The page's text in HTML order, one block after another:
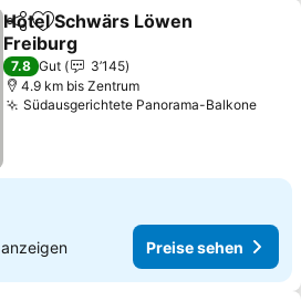
TeilenZu Favoriten hinzufügen
Hotel Schwärs Löwen
Freiburg
Preise sehen
7.8 Gut
3’145
4.9 km bis Zentrum
Südausgerichtete Panorama-Balkone
anzeigen Preise sehen